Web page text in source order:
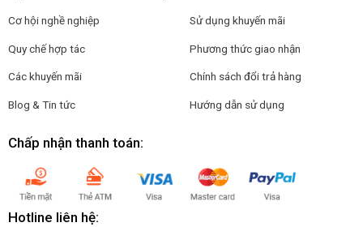
Cơ hội nghề nghiệp
Quy chế hợp tác
Các khuyến mãi
Blog & Tin tức
Sử dụng khuyến mãi
Phương thức giao nhận
Chính sách đổi trả hàng
Hướng dẫn sử dụng
Chấp nhận thanh toán:
Hotline liên hệ: